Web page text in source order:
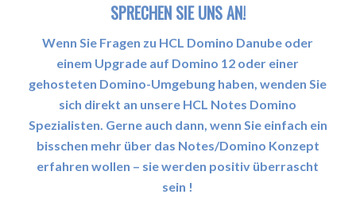
SPRECHEN SIE UNS AN!
Wenn Sie Fragen zu HCL Domino Danube oder
einem Upgrade auf Domino 12 oder einer
gehosteten Domino-Umgebung haben, wenden Sie
sich direkt an unsere HCL Notes Domino
Spezialisten. Gerne auch dann, wenn Sie einfach ein
bisschen mehr über das Notes/Domino Konzept
erfahren wollen – sie werden positiv überrascht
sein !